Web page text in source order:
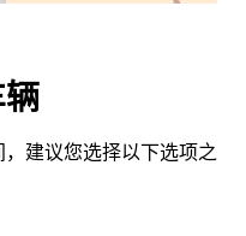
建议您选择以下选项之